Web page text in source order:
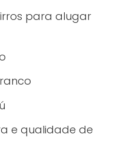
para alugar
e qualidade de